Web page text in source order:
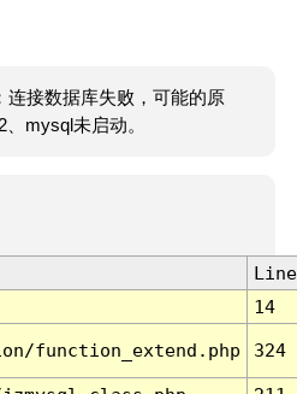
连接数据库失败，可能的原
mysql未启动。
Line
14
function_extend.php 324